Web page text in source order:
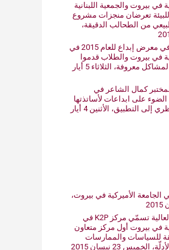
في بيروت والجمعية اللبنانية
تعرضان منجزات مشروع
من الطحالب الدقيقة،
وافرة في معرض إبداع للعام 5102 في
في بيروت والطلاب قدموا
حلول مستدامة لمشاكل معروفة، الثلاثاء 5 أيار
الضوء على ابداعات لأساتذتها
خرقت جدار النظري إلى التطبيق، الأثنين 4 أيار
الأميركية في بيروت،
منظمة الصحة العالية تسمّي مركز K2P في
في بيروت أول مركز متعاون
للسياسات والممارسات
23 نيسان 2015